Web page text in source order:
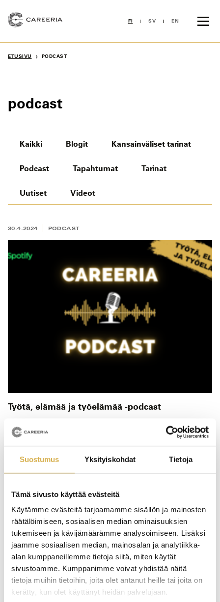
Suostumus Yksityiskohdat Tietoja
Tämä sivusto käyttää evästeitä
Käytämme evästeitä tarjoamamme sisällön ja mainosten
räätälöimiseen, sosiaalisen median ominaisuuksien
tukemiseen ja kävijämäärämme analysoimiseen. Lisäksi
jaamme sosiaalisen median, mainosalan ja analytiikka-
alan kumppaneillemme tietoja siitä, miten käytät
sivustoamme. Kumppanimme voivat yhdistää näitä
tietoja muihin tietoihin, joita olet antanut heille tai joita on
kerätty, kun olet käyttänyt heidän palvelujaan.
sisältöön
FI SV EN
ETUSIVU › PODCAST
podcast
Kaikki Blogit Kansainväliset tarinat
Podcast Tapahtumat Tarinat
Uutiset Videot
30.4.2024 PODCAST
Työtä, elämää ja työelämää -podcast